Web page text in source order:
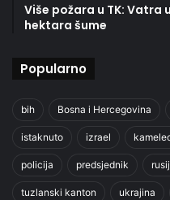
Više požara u TK: Vatra
hektara šume
Popularno
bih Bosna i Hercegovina
istaknuto izrael
policija predsjednik
tuzlanski kanton ukrajina